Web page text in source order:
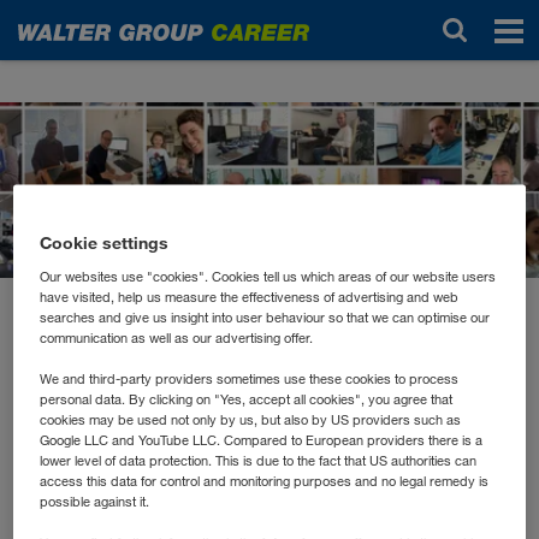
Новости
март 2021
Ein Jahr Corona
Hand aufs Herz: Ja, wir sind wirklich froh, wenn wir diese
Krise überstanden haben. Trotz der Distanzen durchs
Homeoffice sind wirnoch näher zusammengerückt.
Cookie settings
Our websites use "cookies". Cookies tell us which areas of our website users
have visited, help us measure the effectiveness of advertising and web
searches and give us insight into user behaviour so that we can optimise our
communication as well as our advertising offer.
We and third-party providers sometimes use these cookies to process
personal data. By clicking on "Yes, accept all cookies", you agree that
cookies may be used not only by us, but also by US providers such as
Google LLC and YouTube LLC. Compared to European providers there is a
lower level of data protection. This is due to the fact that US authorities can
access this data for control and monitoring purposes and no legal remedy is
possible against it.